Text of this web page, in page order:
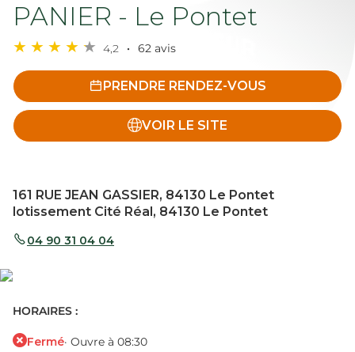
PANIER - Le Pontet
4,2 62 avis
PRENDRE RENDEZ-VOUS
VOIR LE SITE
161 RUE JEAN GASSIER, 84130 Le Pontet
lotissement Cité Réal, 84130 Le Pontet
04 90 31 04 04
HORAIRES :
Fermé· Ouvre à 08:30